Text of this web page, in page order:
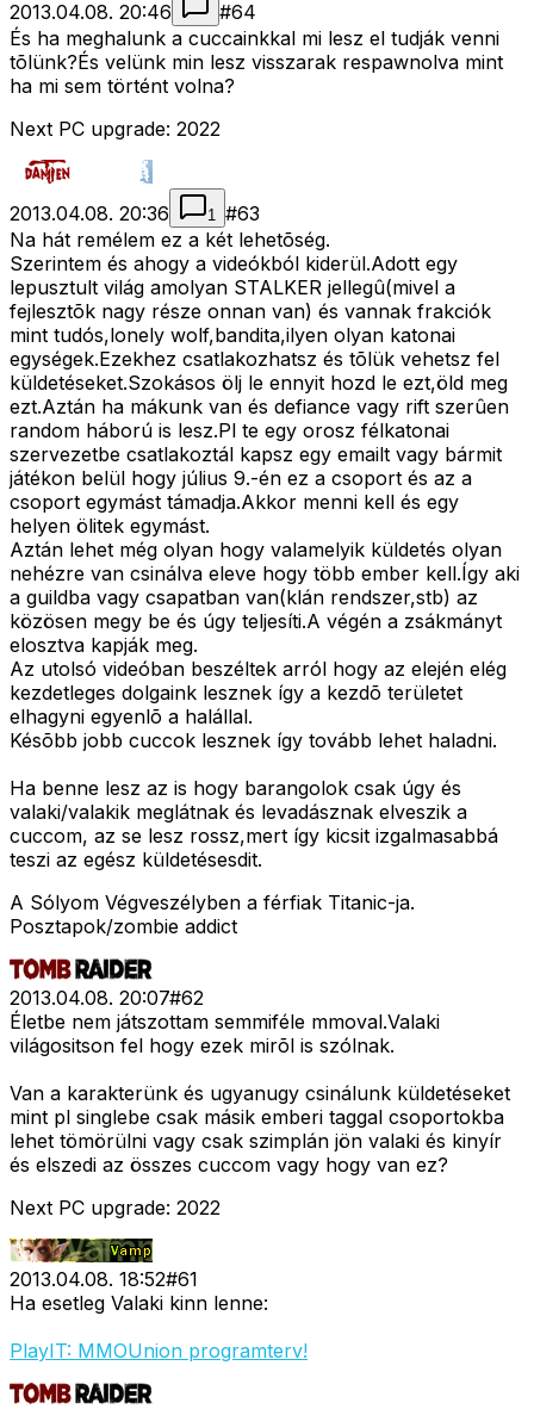
2013.04.08. 20:46 #64
És ha meghalunk a cuccainkkal mi lesz el tudják venni
tõlünk?És velünk min lesz visszarak respawnolva mint
ha mi sem történt volna?
Next PC upgrade: 2022
2013.04.08. 20:36 1 #63
Na hát remélem ez a két lehetõség.
Szerintem és ahogy a videókból kiderül.Adott egy
lepusztult világ amolyan STALKER jellegû(mivel a
fejlesztõk nagy része onnan van) és vannak frakciók
mint tudós,lonely wolf,bandita,ilyen olyan katonai
egységek.Ezekhez csatlakozhatsz és tõlük vehetsz fel
küldetéseket.Szokásos ölj le ennyit hozd le ezt,öld meg
ezt.Aztán ha mákunk van és defiance vagy rift szerûen
random háború is lesz.Pl te egy orosz félkatonai
szervezetbe csatlakoztál kapsz egy emailt vagy bármit
játékon belül hogy július 9.-én ez a csoport és az a
csoport egymást támadja.Akkor menni kell és egy
helyen ölitek egymást.
Aztán lehet még olyan hogy valamelyik küldetés olyan
nehézre van csinálva eleve hogy több ember kell.Így aki
a guildba vagy csapatban van(klán rendszer,stb) az
közösen megy be és úgy teljesíti.A végén a zsákmányt
elosztva kapják meg.
Az utolsó videóban beszéltek arról hogy az elején elég
kezdetleges dolgaink lesznek így a kezdõ területet
elhagyni egyenlõ a halállal.
Késõbb jobb cuccok lesznek így tovább lehet haladni.
Ha benne lesz az is hogy barangolok csak úgy és
valaki/valakik meglátnak és levadásznak elveszik a
cuccom, az se lesz rossz,mert így kicsit izgalmasabbá
teszi az egész küldetésesdit.
A Sólyom Végveszélyben a férfiak Titanic-ja.
Posztapok/zombie addict
2013.04.08. 20:07#62
Életbe nem játszottam semmiféle mmoval.Valaki
világositson fel hogy ezek mirõl is szólnak.
Van a karakterünk és ugyanugy csinálunk küldetéseket
mint pl singlebe csak másik emberi taggal csoportokba
lehet tömörülni vagy csak szimplán jön valaki és kinyír
és elszedi az összes cuccom vagy hogy van ez?
Next PC upgrade: 2022
2013.04.08. 18:52#61
Ha esetleg Valaki kinn lenne:
PlayIT: MMOUnion programterv!